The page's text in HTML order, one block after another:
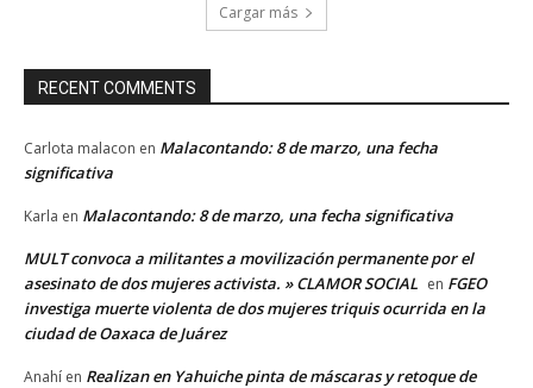
Cargar más
RECENT COMMENTS
Carlota malacon en Malacontando: 8 de marzo, una fecha
significativa
Karla en Malacontando: 8 de marzo, una fecha significativa
MULT convoca a militantes a movilización permanente por el
asesinato de dos mujeres activista. » CLAMOR SOCIAL en FGEO
investiga muerte violenta de dos mujeres triquis ocurrida en la
ciudad de Oaxaca de Juárez
Anahí en Realizan en Yahuiche pinta de máscaras y retoque de